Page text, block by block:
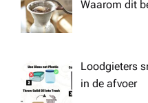
Waarom dit
Loodgieters
in de afvoer